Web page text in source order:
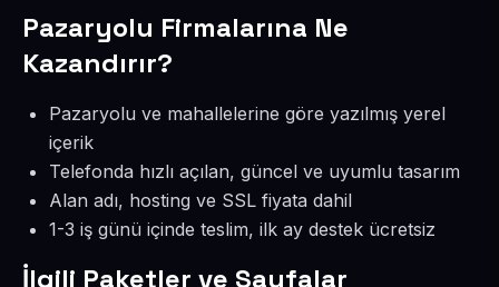
Pazaryolu Firmalarına Ne
Kazandırır?
Pazaryolu ve mahallelerine göre yazılmış yerel
içerik
Telefonda hızlı açılan, güncel ve uyumlu tasarım
Alan adı, hosting ve SSL fiyata dahil
1-3 iş günü içinde teslim, ilk ay destek ücretsiz
İlgili Paketler ve Sayfalar